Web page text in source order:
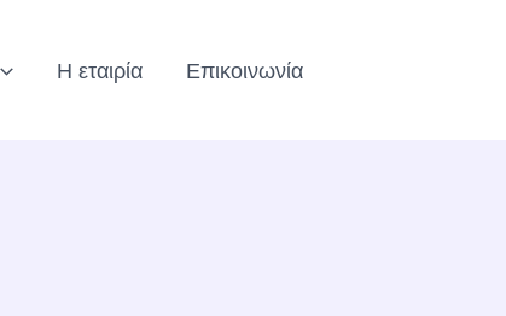
Η εταιρία Επικοινωνία